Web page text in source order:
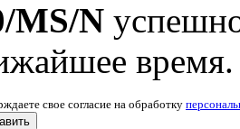
MS/N
время.
свое согласие на обработку